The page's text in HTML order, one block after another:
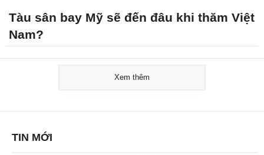
Tàu sân bay Mỹ sẽ đến đâu khi thăm Việt
Nam?
Xem thêm
TIN MỚI